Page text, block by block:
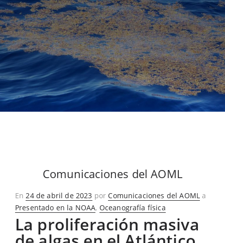
Comunicaciones del AOML
En Publicado
en
24 de abril de 2023 porComunicaciones del AOML a
Presentado en la NOAA, Oceanografía física
La proliferación masiva